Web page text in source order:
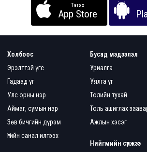
Татах
App Store
Холбоос
Эрэлттэй үгс
Гадаад үг
Улс орны нэр
Аймаг, сумын нэр
Зөв бичгийн дүрэм
Үгийн санал илгээх
Бусад мэдээлэл
Уриалга
Уялга үг
Толийн тухай
Толь ашиглах
Ажлын хэсэг
Нийгмийн сүлжээ